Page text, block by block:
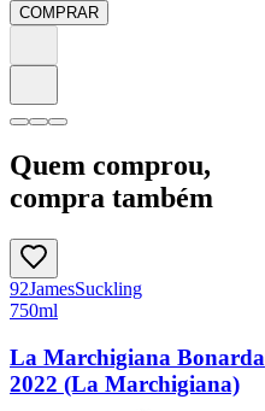
COMPRAR
Quem comprou,
compra também
92JamesSuckling
750ml
La Marchigiana Bonarda
2022 (La Marchigiana)